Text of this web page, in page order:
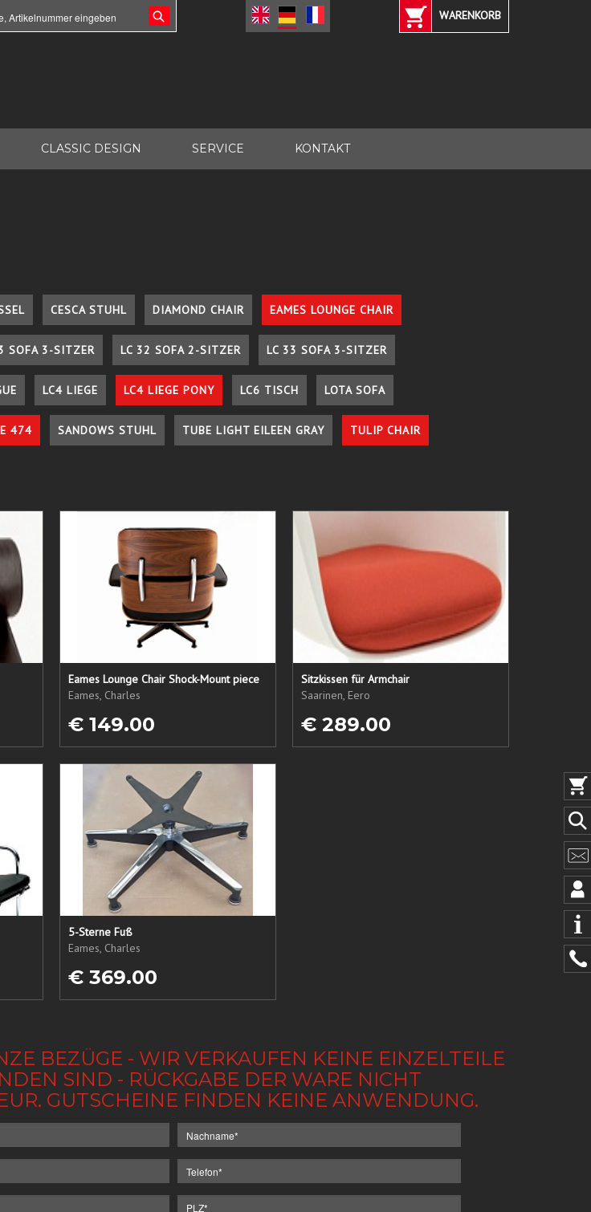
WARENKORB
CLASSIC DESIGN SERVICE KONTAKT
CESCA STUHL DIAMOND CHAIR EAMES LOUNGE CHAIR
SOFA 3-SITZER LC 32 SOFA 2-SITZER LC 33 SOFA 3-SITZER
LC4 LIEGE LC4 LIEGE PONY LC6 TISCH LOTA SOFA
474 SANDOWS STUHL TUBE LIGHT EILEEN GRAY TULIP CHAIR
Eames Lounge Chair Shock-Mount piece
Eames, Charles
€ 149.00
Sitzkissen für Armchair
Saarinen, Eero
€ 289.00
5-Sterne Fuß
Eames, Charles
€ 369.00
BEZÜGE - WIR VERKAUFEN KEINE EINZELTEILE
SIND - RÜCKGABE DER WARE NICHT
GUTSCHEINE FINDEN KEINE ANWENDUNG.